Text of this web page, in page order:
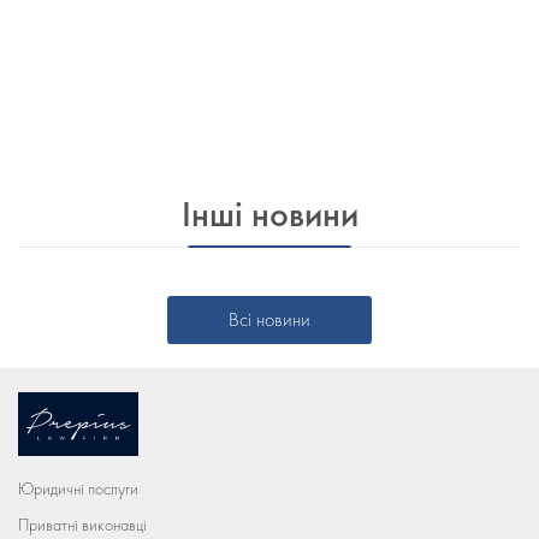
Інші новини
Всі новини
Юридичні послуги
Приватні виконавці